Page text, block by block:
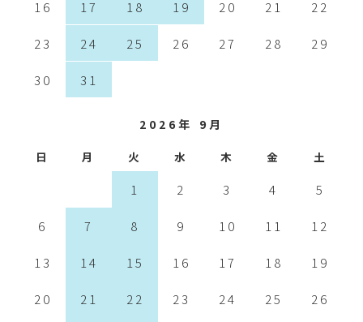
16 17 18 19 20 21 22
23 24 25 26 27 28 29
30 31
2026年 9月
日 月 火 水 木 金 土
1 2 3 4 5
6 7 8 9 10 11 12
13 14 15 16 17 18 19
20 21 22 23 24 25 26